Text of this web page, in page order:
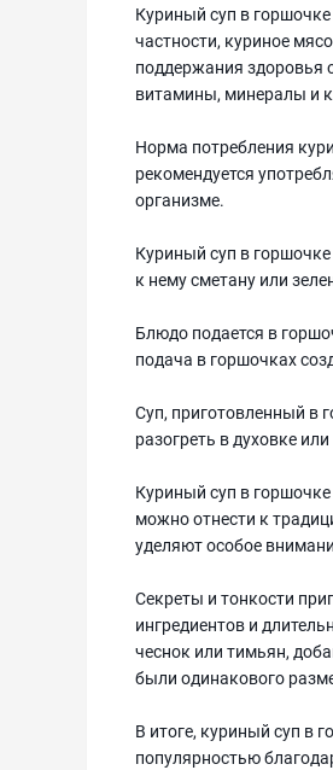
Куриный суп в
частности, куриное
поддержания здоровья
витамины, минералы и
Норма потребления
рекомендуется
организме.
Куриный суп в
к нему сметану или
Блюдо подается в
подача в горшочках
Суп, приготовленный в
разогреть в духовке
Куриный суп в
можно отнести к
уделяют особое
Секреты и тонкости
ингредиентов и
чеснок или тимьян,
были одинакового
В итоге, куриный суп в
популярностью